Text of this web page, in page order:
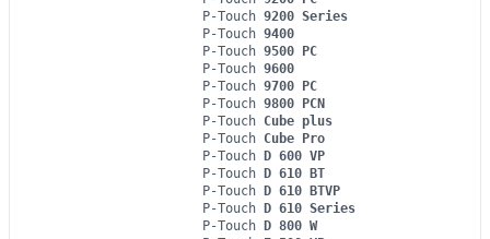
P-Touch 9200 Series
P-Touch 9400
P-Touch 9500 PC
P-Touch 9600
P-Touch 9700 PC
P-Touch 9800 PCN
P-Touch Cube plus
P-Touch Cube Pro
P-Touch D 600 VP
P-Touch D 610 BT
P-Touch D 610 BTVP
P-Touch D 610 Series
P-Touch D 800 W